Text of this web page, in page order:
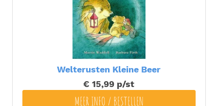
Welterusten Kleine Beer
€ 15,99 p/st
MEER INFO / BESTELLEN